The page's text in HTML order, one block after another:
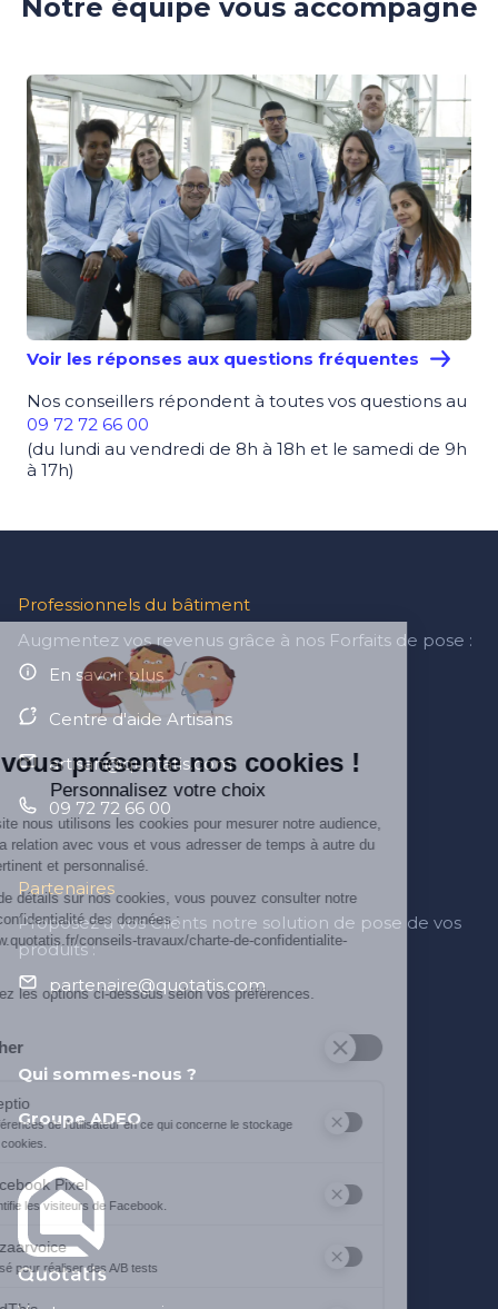
Notre équipe vous accompagne
Voir les réponses aux questions fréquentes
Nos conseillers répondent à toutes vos questions au
09 72 72 66 00
(du lundi au vendredi de 8h à 18h et le samedi de 9h
à 17h)
Professionnels du bâtiment
Augmentez vos revenus grâce à nos Forfaits de pose :
En savoir plus
Centre d'aide Artisans
artisan@quotatis.com
09 72 72 66 00
Partenaires
Proposez à vos Clients notre solution de pose de vos
produits :
partenaire@quotatis.com
Qui sommes-nous ?
Groupe ADEO
On vous présente nos cookies !
Personnalisez votre choix
Sur notre site nous utilisons les cookies pour mesurer notre audience,
entretenir la relation avec vous et vous adresser de temps à autre du
contenu pertinent et personnalisé.
Pour plus de détails sur nos cookies, vous pouvez consulter notre
charte de confidentialité des données :
https://www.quotatis.fr/conseils-travaux/charte-de-confidentialite-
Sélectionnez les options ci-dessous selon vos préférences.
Tout cocher
Préférences de l’utilisateur en ce qui concerne le stockage
Permet de connaitre la préférence d'acceptation des cookies pour
?
Facebook Pixel
Identifie les visiteurs de Facebook.
Permet de suivre les actions du visiteur sur le site web, et de
?
Bazaarvoice
Utilisé pour réaliser des A/B tests